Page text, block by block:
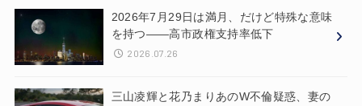
2026年7月29日は満月、だけど特殊な意味
を持つ——高市政権支持率低下
2026.07.26
三山凌輝と花乃まりあのW不倫疑惑、妻の